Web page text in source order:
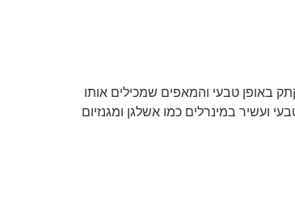
באופן טבעי והמאפים שמכילים אותו
ועשיר במינרלים כמו אשלגן ומגנזיום